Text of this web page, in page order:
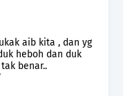
aib kita , dan yg
heboh dan duk
benar..